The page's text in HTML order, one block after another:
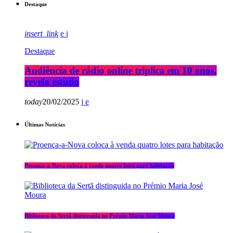
Destaque
insert_link
Destaque
Audiência de rádio online triplica em 10 anos,
revela estudo
today20/02/2025
Últimas Notícias
Proença-a-Nova coloca à venda quatro lotes para habitação
Biblioteca da Sertã distinguida no Prémio Maria José Moura